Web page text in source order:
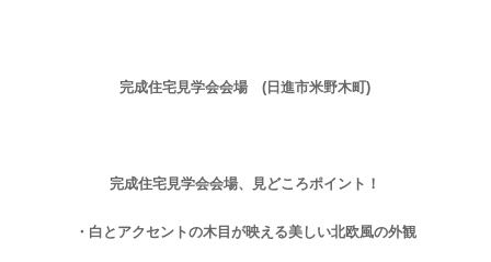
完成住宅見学会会場 (日進市米野木町)
完成住宅見学会会場、見どころポイント！
・白とアクセントの木目が映える美しい北欧風の外観